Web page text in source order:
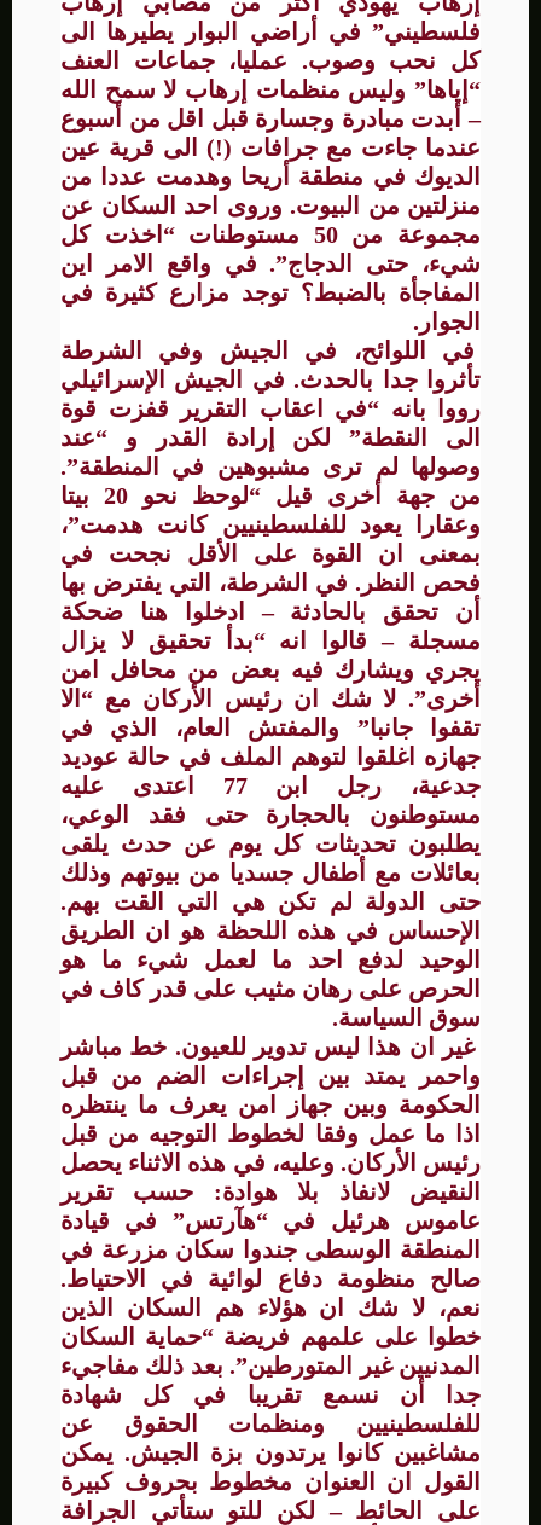
فلسطيني” في أراضي البوار يطيرها الى
كل نحب وصوب. عمليا، جماعات العنف
“إياها” وليس منظمات إرهاب لا سمح الله
– أبدت مبادرة وجسارة قبل اقل من أسبوع
عندما جاءت مع جرافات (!) الى قرية عين
الديوك في منطقة أريحا وهدمت عددا من
منزلتين من البيوت. وروى احد السكان عن
مجموعة من 50 مستوطنات “اخذت كل
شيء، حتى الدجاج”. في واقع الامر اين
المفاجأة بالضبط؟ توجد مزارع كثيرة في
الجوار.
في اللوائح، في الجيش وفي الشرطة
تأثروا جدا بالحدث. في الجيش الإسرائيلي
رووا بانه “في اعقاب التقرير قفزت قوة
الى النقطة” لكن إرادة القدر و “عند
وصولها لم ترى مشبوهين في المنطقة”.
من جهة أخرى قيل “لوحظ نحو 20 بيتا
وعقارا يعود للفلسطينيين كانت هدمت”،
بمعنى ان القوة على الأقل نجحت في
فحص النظر. في الشرطة، التي يفترض بها
أن تحقق بالحادثة – ادخلوا هنا ضحكة
مسجلة – قالوا انه “بدأ تحقيق لا يزال
يجري ويشارك فيه بعض من محافل امن
أخرى”. لا شك ان رئيس الأركان مع “الا
تقفوا جانبا” والمفتش العام، الذي في
جهازه اغلقوا لتوهم الملف في حالة عوديد
جدعية، رجل ابن 77 اعتدى عليه
مستوطنون بالحجارة حتى فقد الوعي،
يطلبون تحديثات كل يوم عن حدث يلقى
بعائلات مع أطفال جسديا من بيوتهم وذلك
حتى الدولة لم تكن هي التي القت بهم.
الإحساس في هذه اللحظة هو ان الطريق
الوحيد لدفع احد ما لعمل شيء ما هو
الحرص على رهان مثيب على قدر كاف في
سوق السياسة.
غير ان هذا ليس تدوير للعيون. خط مباشر
واحمر يمتد بين إجراءات الضم من قبل
الحكومة وبين جهاز امن يعرف ما ينتظره
اذا ما عمل وفقا لخطوط التوجيه من قبل
رئيس الأركان. وعليه، في هذه الاثناء يحصل
النقيض لانفاذ بلا هوادة: حسب تقرير
عاموس هرئيل في “هآرتس” في قيادة
المنطقة الوسطى جندوا سكان مزرعة في
صالح منظومة دفاع لوائية في الاحتياط.
نعم، لا شك ان هؤلاء هم السكان الذين
خطوا على علمهم فريضة “حماية السكان
المدنيين غير المتورطين”. بعد ذلك مفاجيء
جدا أن نسمع تقريبا في كل شهادة
للفلسطينيين ومنظمات الحقوق عن
مشاغبين كانوا يرتدون بزة الجيش. يمكن
القول ان العنوان مخطوط بحروف كبيرة
على الحائط – لكن للتو ستأتي الجرافة